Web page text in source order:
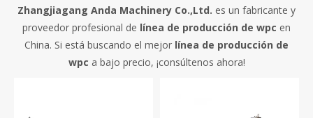
Zhangjiagang Anda Machinery Co.,Ltd. es un fabricante y
proveedor profesional de línea de producción de wpc en
China. Si está buscando el mejor línea de producción de
wpc a bajo precio, ¡consúltenos ahora!